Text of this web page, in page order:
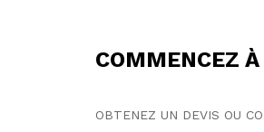
COMMENCEZ
OBTENEZ UN DEVIS OU